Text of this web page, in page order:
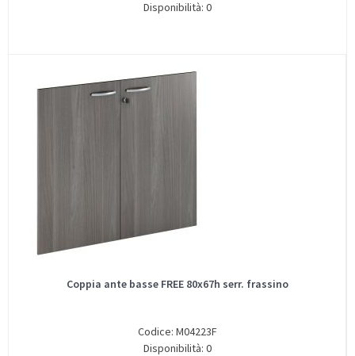
Disponibilità: 0
Coppia ante basse FREE 80x67h serr. frassino
Codice: M04223F
Disponibilità: 0